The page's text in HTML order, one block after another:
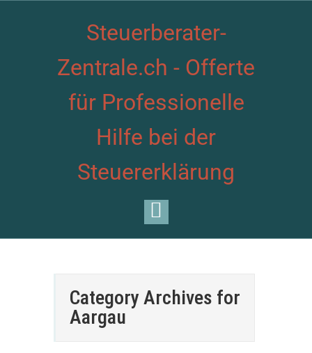
Steuerberater-
Zentrale.ch - Offerte
für Professionelle
Hilfe bei der
Steuererklärung
Category Archives for
Aargau